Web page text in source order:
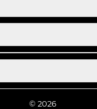
© 2026